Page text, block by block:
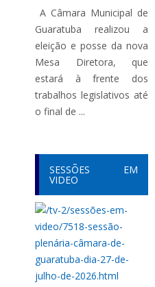
A Câmara Municipal de
Guaratuba realizou a
eleição e posse da nova
Mesa Diretora, que
estará à frente dos
trabalhos legislativos até
o final de ...
SESSÕES EM
VIDEO